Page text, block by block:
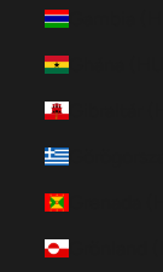
Gambia
Ghána
Gibraltár
Grönland